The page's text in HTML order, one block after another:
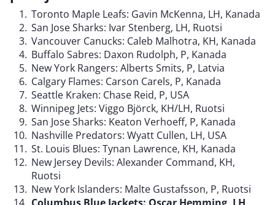
Toronto Maple Leafs: Gavin McKenna, LH, Kanada
San Jose Sharks: Ivar Stenberg, LH, Ruotsi
Vancouver Canucks: Caleb Malhotra, KH, Kanada
Buffalo Sabres: Daxon Rudolph, P, Kanada
New York Rangers: Alberts Smits, P, Latvia
Calgary Flames: Carson Carels, P, Kanada
Seattle Kraken: Chase Reid, P, USA
Winnipeg Jets: Viggo Björck, KH/LH, Ruotsi
San Jose Sharks: Keaton Verhoeff, P, Kanada
Nashville Predators: Wyatt Cullen, LH, USA
St. Louis Blues: Tynan Lawrence, KH, Kanada
New Jersey Devils: Alexander Command, KH,
Ruotsi
New York Islanders: Malte Gustafsson, P, Ruotsi